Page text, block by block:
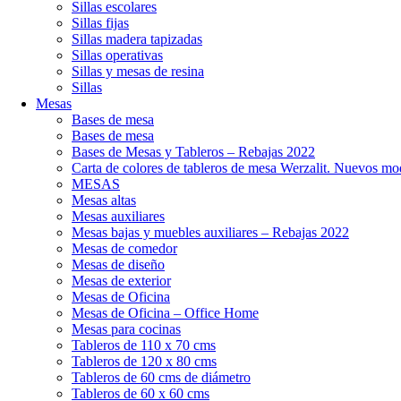
Sillas escolares
Sillas fijas
Sillas madera tapizadas
Sillas operativas
Sillas y mesas de resina
Sillas
Mesas
Bases de mesa
Bases de mesa
Bases de Mesas y Tableros – Rebajas 2022
Carta de colores de tableros de mesa Werzalit. Nuevos
MESAS
Mesas altas
Mesas auxiliares
Mesas bajas y muebles auxiliares – Rebajas 2022
Mesas de comedor
Mesas de diseño
Mesas de exterior
Mesas de Oficina
Mesas de Oficina – Office Home
Mesas para cocinas
Tableros de 110 x 70 cms
Tableros de 120 x 80 cms
Tableros de 60 cms de diámetro
Tableros de 60 x 60 cms